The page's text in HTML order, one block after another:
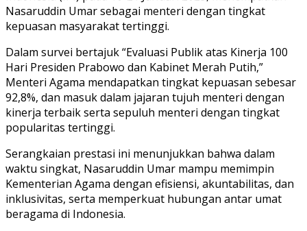
Nasaruddin Umar sebagai menteri dengan tingkat
kepuasan masyarakat tertinggi.
Dalam survei bertajuk “Evaluasi Publik atas Kinerja 100
Hari Presiden Prabowo dan Kabinet Merah Putih,”
Menteri Agama mendapatkan tingkat kepuasan sebesar
92,8%, dan masuk dalam jajaran tujuh menteri dengan
kinerja terbaik serta sepuluh menteri dengan tingkat
popularitas tertinggi.
Serangkaian prestasi ini menunjukkan bahwa dalam
waktu singkat, Nasaruddin Umar mampu memimpin
Kementerian Agama dengan efisiensi, akuntabilitas, dan
inklusivitas, serta memperkuat hubungan antar umat
beragama di Indonesia.